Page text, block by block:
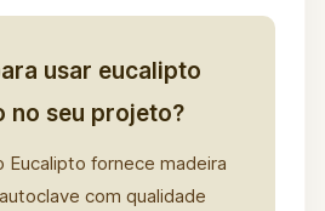
usar eucalipto
no seu projeto?
Eucalipto fornece madeira
com qualidade